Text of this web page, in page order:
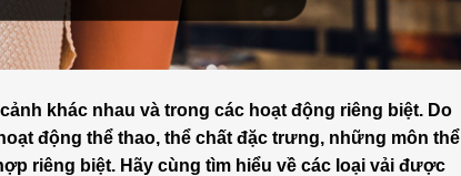
khác nhau và trong các hoạt động riêng biệt. Do
động thể thao, thể chất đặc trưng, những môn thể
riêng biệt. Hãy cùng tìm hiểu về các loại vải được